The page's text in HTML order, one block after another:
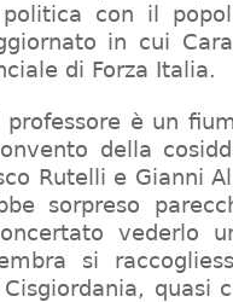
politica con il
in cui
di Forza Italia.
professore è un
della
Rutelli e Gianni
sorpreso
vederlo
si
quasi